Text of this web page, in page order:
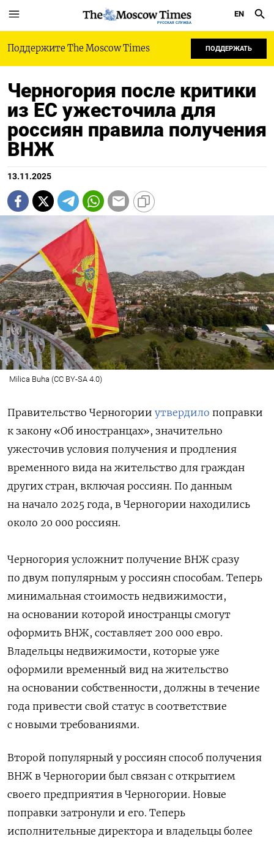
РУССКАЯ СЛУЖБА
EN
Поддержите The Moscow Times ПОДДЕРЖАТЬ
Черногория после критики
из ЕС ужесточила для
россиян правила получения
ВНЖ
13.11.2025
Milica Buha (CC BY-SA 4.0)
Правительство Черногории утвердило поправки
к закону «Об иностранцах», значительно
ужесточив условия получения и продления
временного вида на жительство для граждан
других стран, включая россиян. По данным
на начало 2025 года, в Черногории находились
около 20 000 россиян.
Черногория усложнит получение ВНЖ сразу
по двум популярным у россиян способам. Теперь
минимальная стоимость недвижимости,
на основании которой иностранцы смогут
оформить ВНЖ, составляет 200 000 евро.
Владельцы недвижимости, которые уже
оформили временный вид на жительство
на основании собственности, должны в течение
года привести свой статус в соответствие
с новыми требованиями.
Второй популярный у россиян способ получения
ВНЖ в Черногории был связан с открытием
своего предприятия в Черногории. Новые
поправки затронули и его. Теперь
исполнительные директора и владельцы более